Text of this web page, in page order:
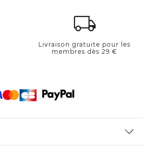
Livraison gratuite pour les
membres dès 29 €